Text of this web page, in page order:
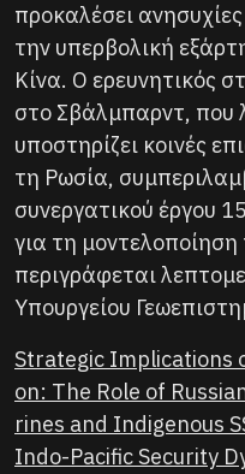
προκαλέσει
την υπερβολική
Κίνα. Ο ερευνητικός
στο Σβάλμπαρντ, που
υποστηρίζει κοινές
τη Ρωσία,
συνεργατικού έργου
για τη
περιγράφεται
Υπουργείου
Strategic Implications
on: The Role of
rines and Indigenous
Indo-Pacific Security